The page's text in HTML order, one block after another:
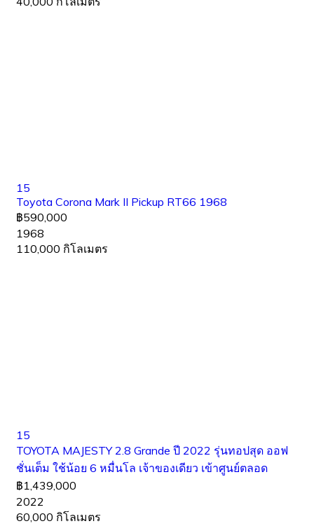
15
Toyota Corona Mark II Pickup RT66 1968
฿590,000
1968
110,000 กิโลเมตร
15
TOYOTA MAJESTY 2.8 Grande ปี 2022 รุ่นทอปสุด ออฟ
ชั่นเต็ม ใช้น้อย 6 หมื่นโล เจ้าของเดียว เข้าศูนย์ตลอด
฿1,439,000
2022
60,000 กิโลเมตร